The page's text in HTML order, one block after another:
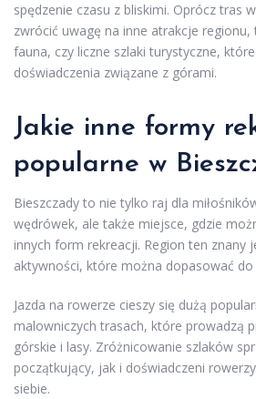
spędzenie czasu z bliskimi. Oprócz tras
zwrócić uwagę na inne atrakcje
fauna, czy liczne szlaki turystyczne,
doświadczenia związane z górami.
Jakie inne formy
popularne w
Bieszczady to nie tylko raj dla
wędrówek, ale także miejsce, gdzie
innych form rekreacji. Region ten znany
aktywności, które można dopasować
Jazda na rowerze cieszy się dużą
malowniczych trasach, które prowadzą
górskie i lasy. Zróżnicowanie szlaków
początkujący, jak i doświadczeni
siebie.